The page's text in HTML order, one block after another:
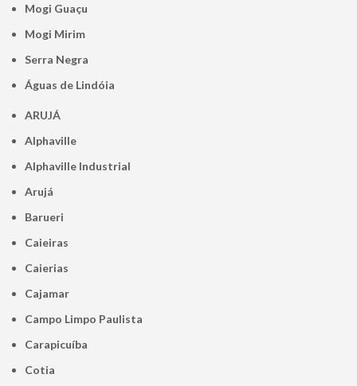
Mogi Guaçu
Mogi Mirim
Serra Negra
Águas de Lindóia
ARUJÁ
Alphaville
Alphaville Industrial
Arujá
Barueri
Caieiras
Caierias
Cajamar
Campo Limpo Paulista
Carapicuíba
Cotia